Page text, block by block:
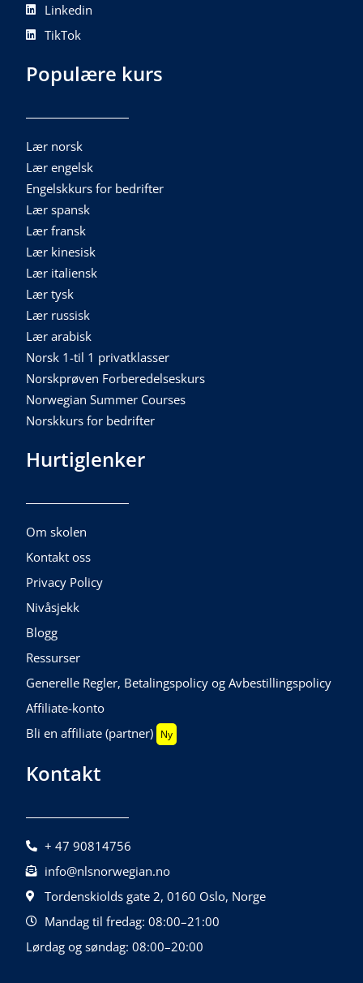
Linkedin
TikTok
Populære kurs
Lær norsk
Lær engelsk
Engelskkurs for bedrifter
Lær spansk
Lær fransk
Lær kinesisk
Lær italiensk
Lær tysk
Lær russisk
Lær arabisk
Norsk 1-til 1 privatklasser
Norskprøven Forberedelseskurs
Norwegian Summer Courses
Norskkurs for bedrifter
Hurtiglenker
Om skolen
Kontakt oss
Privacy Policy
Nivåsjekk
Blogg
Ressurser
Generelle Regler, Betalingspolicy og Avbestillingspolicy
Affiliate-konto
Bli en affiliate (partner) Ny
Kontakt
+ 47 90814756
info@nlsnorwegian.no
Tordenskiolds gate 2, 0160 Oslo, Norge
Mandag til fredag: 08:00–21:00
Lørdag og søndag: 08:00–20:00